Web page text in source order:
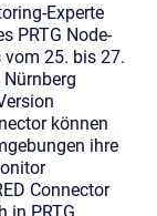
Experte
PRTG Node-
vom 25. bis 27.
können
ihre
Connector
in PRTG